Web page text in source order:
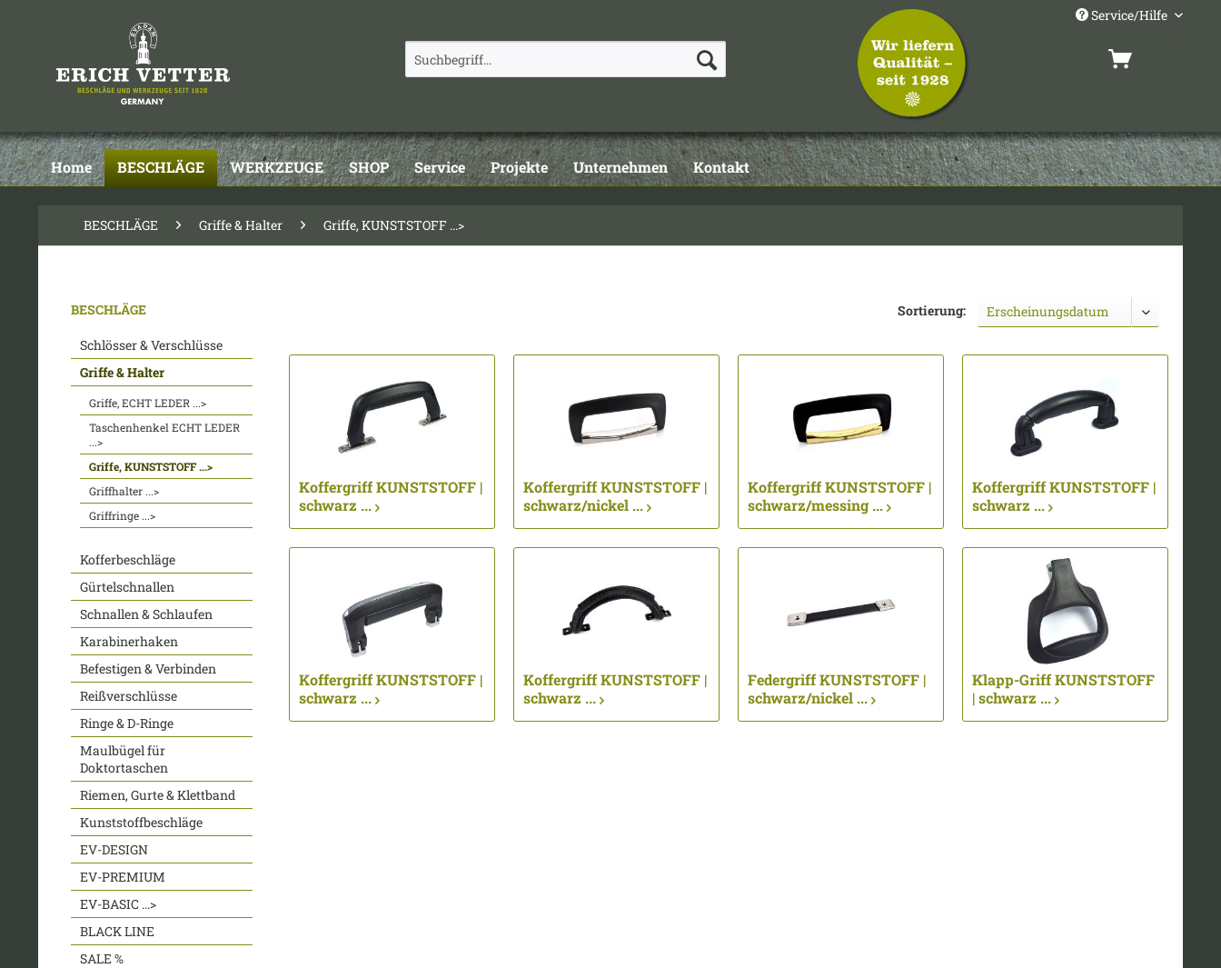
Service/Hilfe
Home BESCHLÄGE WERKZEUGE SHOP Service Projekte Unternehmen Kontakt
BESCHLÄGE Griffe & Halter Griffe, KUNSTSTOFF ...>
BESCHLÄGE
Schlösser & Verschlüsse
Griffe & Halter
Griffe, ECHT LEDER ...>
Taschenhenkel ECHT LEDER
...>
Griffe, KUNSTSTOFF ...>
Griffhalter ...>
Griffringe ...>
Kofferbeschläge
Gürtelschnallen
Schnallen & Schlaufen
Karabinerhaken
Befestigen & Verbinden
Reißverschlüsse
Ringe & D-Ringe
Maulbügel für
Doktortaschen
Riemen, Gurte & Klettband
Kunststoffbeschläge
EV-DESIGN
EV-PREMIUM
EV-BASIC ...>
BLACK LINE
SALE %
Sortierung:
Koffergriff KUNSTSTOFF |
schwarz ...
Koffergriff KUNSTSTOFF |
schwarz/nickel ...
Koffergriff KUNSTSTOFF |
schwarz/messing ...
Koffergriff KUNSTSTOFF |
schwarz ...
Koffergriff KUNSTSTOFF |
schwarz ...
Koffergriff KUNSTSTOFF |
schwarz ...
Federgriff KUNSTSTOFF |
schwarz/nickel ...
Klapp-Griff KUNSTSTOFF
| schwarz ...